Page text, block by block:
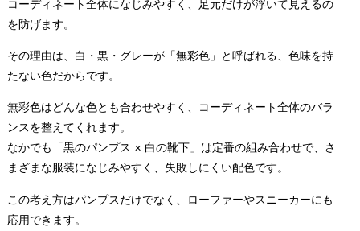
コーディネート全体になじみやすく、足元だけが浮いて見えるの
を防げます。
その理由は、白・黒・グレーが「無彩色」と呼ばれる、色味を持
たない色だからです。
無彩色はどんな色とも合わせやすく、コーディネート全体のバラ
ンスを整えてくれます。
なかでも「黒のパンプス × 白の靴下」は定番の組み合わせで、さ
まざまな服装になじみやすく、失敗しにくい配色です。
この考え方はパンプスだけでなく、ローファーやスニーカーにも
応用できます。